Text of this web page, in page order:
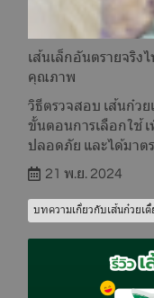
เส้นเล็กอันตรายจริง
คุณภาพ
วิธีตรวจสอบ เส้นก๋ว
ขั้นตอนการเลือกใช้
ปลอดภัย และได้มาต
21 พ.ย. 2024
บทความเกี่ยวกับเส้นก๋วยเตี๋